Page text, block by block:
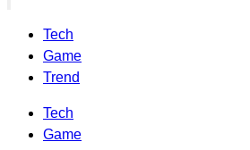
Tech
Game
Trend
Tech
Game